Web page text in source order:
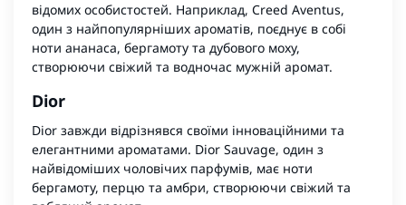
відомих особистостей. Наприклад, Creed Aventus,
один з найпопулярніших ароматів, поєднує в собі
ноти ананаса, бергамоту та дубового моху,
створюючи свіжий та водночас мужній аромат.
Dior
Dior завжди відрізнявся своїми інноваційними та
елегантними ароматами. Dior Sauvage, один з
найвідоміших чоловічих парфумів, має ноти
бергамоту, перцю та амбри, створюючи свіжий та